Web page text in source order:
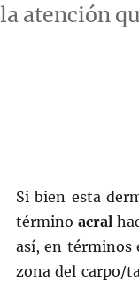
atención
Si bien esta
término acral
así, en términos
zona del carpo/